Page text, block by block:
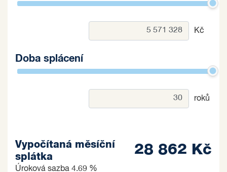
Kč
Doba splácení
roků
Vypočítaná měsíční
splátka
Úroková sazba 4.69 %
28 862 Kč